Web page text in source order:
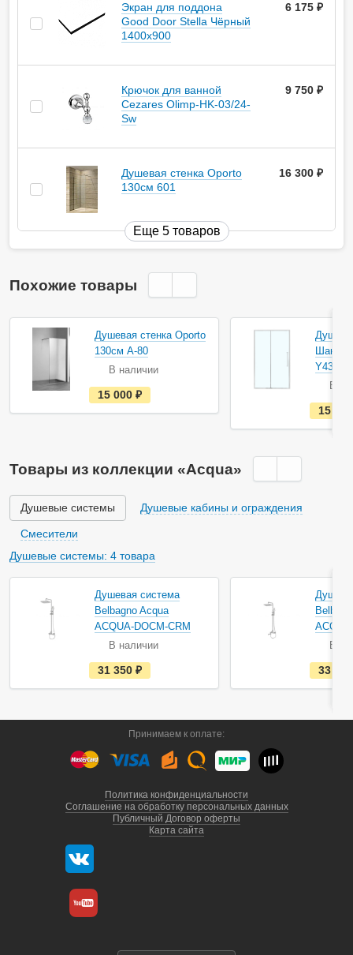
Экран для поддона
Good Door Stella Чёрный
1400x900
6 175
Крючок для ванной
Cezares Olimp-HK-03/24-
Sw
9 750
Душевая стенка Oporto
130см 601
16 300
Еще 5 товаров
Похожие товары
Душевая стенка Oporto
130см А-80
В наличии
е
с
т
л
и
и
15 000
Y43-
В
15
Товары из коллекции «Acqua»
Душевые системы Душевые кабины и ограждения
Смесители
Душевые системы: 4 товара
Душевая система
Belbagno Acqua
ACQUA-DOCM-CRM
В наличии
е
с
т
н
а
и
ч
31 350
В
33
Принимаем к оплате:
Политика конфиденциальности
Соглашение на обработку персональных данных
Публичный Договор оферты
Карта сайта